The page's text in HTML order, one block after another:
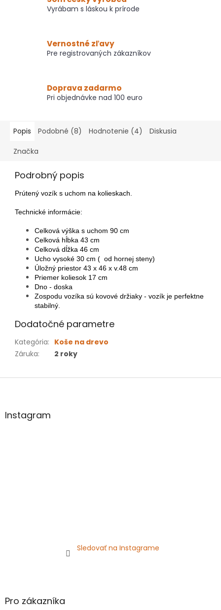
Vyrábam s láskou k prírode
Vernostné zľavy
Pre registrovaných zákazníkov
Doprava zadarmo
Pri objednávke nad 100 euro
Popis Podobné (8) Hodnotenie (4) Diskusia
Značka
Podrobný popis
Prútený vozík s uchom na kolieskach.
Technické informácie:
Celková výška s uchom 90 cm
Celková hĺbka 43 cm
Celková dĺžka 46 cm
Ucho vysoké 30 cm ( od hornej steny)
Úložný priestor 43 x 46 x v.48 cm
Priemer koliesok 17 cm
Dno - doska
Zospodu vozíka sú kovové držiaky - vozík je perfektne
stabilný.
Dodatočné parametre
Kategória: Koše na drevo
Záruka: 2 roky
Z
äInstagram
Sledovať na Instagrame
Pro zákazníka